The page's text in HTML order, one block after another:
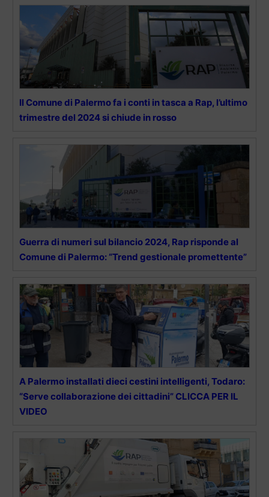
Il Comune di Palermo fa i conti in tasca a Rap, l’ultimo
trimestre del 2024 si chiude in rosso
Guerra di numeri sul bilancio 2024, Rap risponde al
Comune di Palermo: “Trend gestionale promettente”
A Palermo installati dieci cestini intelligenti, Todaro:
“Serve collaborazione dei cittadini” CLICCA PER IL
VIDEO